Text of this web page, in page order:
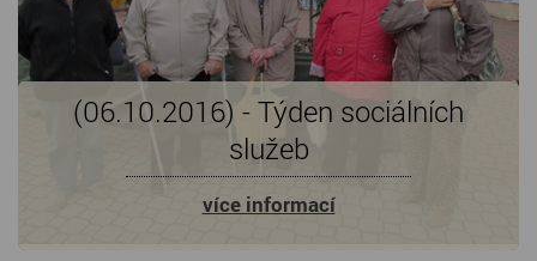
(06.10.2016) - Týden sociálních
služeb
více informací